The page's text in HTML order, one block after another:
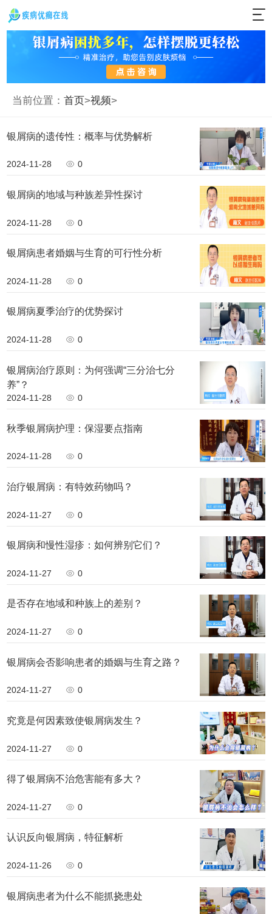
当前位置： 首页>视频>
银屑病的遗传性：概率与优势解析
2024-11-28 0
银屑病的地域与种族差异性探讨
2024-11-28 0
银屑病患者婚姻与生育的可行性分析
2024-11-28 0
银屑病夏季治疗的优势探讨
2024-11-28 0
银屑病治疗原则：为何强调“三分治七分
养”？
2024-11-28 0
秋季银屑病护理：保湿要点指南
2024-11-28 0
治疗银屑病：有特效药物吗？
2024-11-27 0
银屑病和慢性湿疹：如何辨别它们？
2024-11-27 0
是否存在地域和种族上的差别？
2024-11-27 0
银屑病会否影响患者的婚姻与生育之路？
2024-11-27 0
究竟是何因素致使银屑病发生？
2024-11-27 0
得了银屑病不治危害能有多大？
2024-11-27 0
认识反向银屑病，特征解析
2024-11-26 0
银屑病患者为什么不能抓挠患处